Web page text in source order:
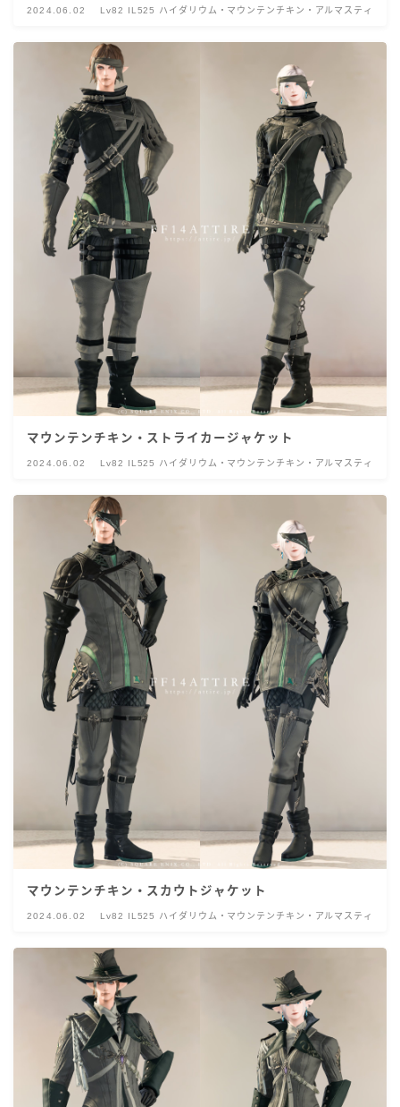
2024.06.02 Lv82 IL525 ハイダリウム・マウンテンチキン・アルマスティ
マウンテンチキン・ストライカージャケット
2024.06.02 Lv82 IL525 ハイダリウム・マウンテンチキン・アルマスティ
マウンテンチキン・スカウトジャケット
2024.06.02 Lv82 IL525 ハイダリウム・マウンテンチキン・アルマスティ